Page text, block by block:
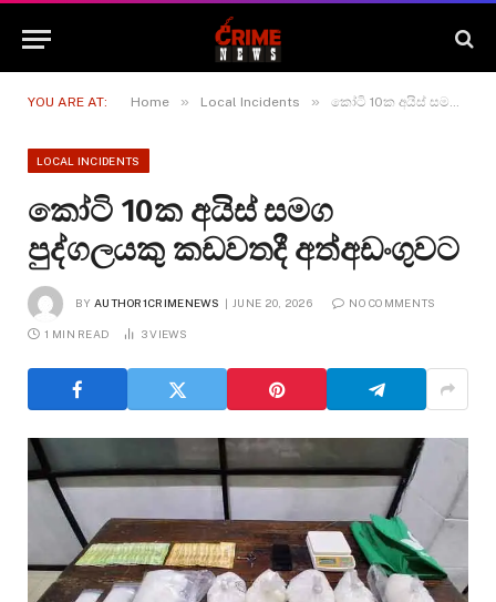
YOU ARE AT: Home » Local Incidents » කෝටි 10ක අයිස් සමග පුද්ගලයකු කඩවතදී අත්අඩංගුවට
LOCAL INCIDENTS
කෝටි 10ක අයිස් සමග
පුද්ගලයකු කඩවතදී අත්අඩංගුවට
BY AUTHOR1CRIMENEWS JUNE 20, 2026 NO COMMENTS
1 MIN READ 3VIEWS